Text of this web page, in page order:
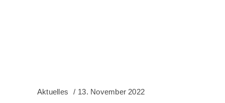
Aktuelles 13. November 2022